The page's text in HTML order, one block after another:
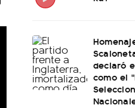
declaró
como el